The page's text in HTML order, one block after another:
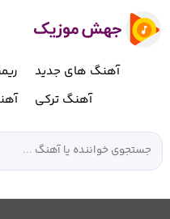
آهنگ های جدید
آهنگ ترکی